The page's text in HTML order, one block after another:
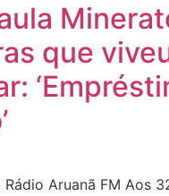
que
Rádio Aruanã FM Aos